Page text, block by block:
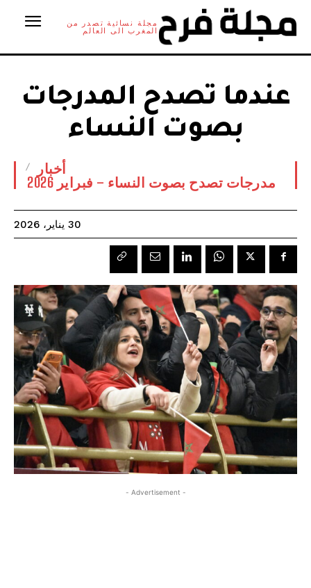
مجلة نسائية تصدر من
المغرب الى العالم
عندما تصدح المدرجات
بصوت النساء
أخبار
مدرجات تصدح بصوت النساء – فبراير 2026
30 يناير، 2026
- Advertisement -